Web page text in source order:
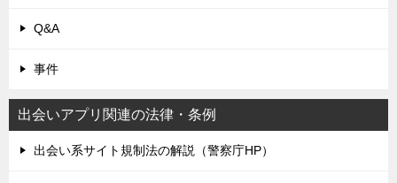
Q&A
事件
出会いアプリ関連の法律・条例
出会い系サイト規制法の解説（警察庁HP）